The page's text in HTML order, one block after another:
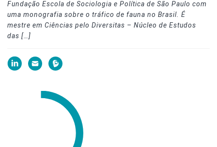
Fundação Escola de Sociologia e Política de São Paulo com
uma monografia sobre o tráfico de fauna no Brasil. É
mestre em Ciências pelo Diversitas – Núcleo de Estudos
das […]